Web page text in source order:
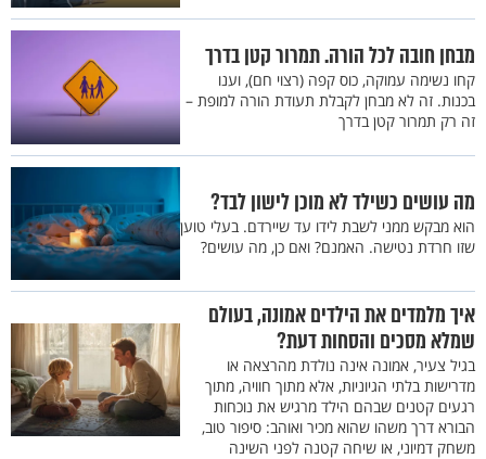
מבחן חובה לכל הורה. תמרור קטן בדרך
קחו נשימה עמוקה, כוס קפה (רצוי חם), וענו
בכנות. זה לא מבחן לקבלת תעודת הורה למופת –
זה רק תמרור קטן בדרך
מה עושים כשילד לא מוכן לישון לבד?
הוא מבקש ממני לשבת לידו עד שיירדם. בעלי טוען
שזו חרדת נטישה. האמנם? ואם כן, מה עושים?
איך מלמדים את הילדים אמונה, בעולם
שמלא מסכים והסחות דעת?
בגיל צעיר, אמונה אינה נולדת מהרצאה או
מדרישות בלתי הגיוניות, אלא מתוך חוויה, מתוך
רגעים קטנים שבהם הילד מרגיש את נוכחות
הבורא דרך משהו שהוא מכיר ואוהב: סיפור טוב,
משחק דמיוני, או שיחה קטנה לפני השינה